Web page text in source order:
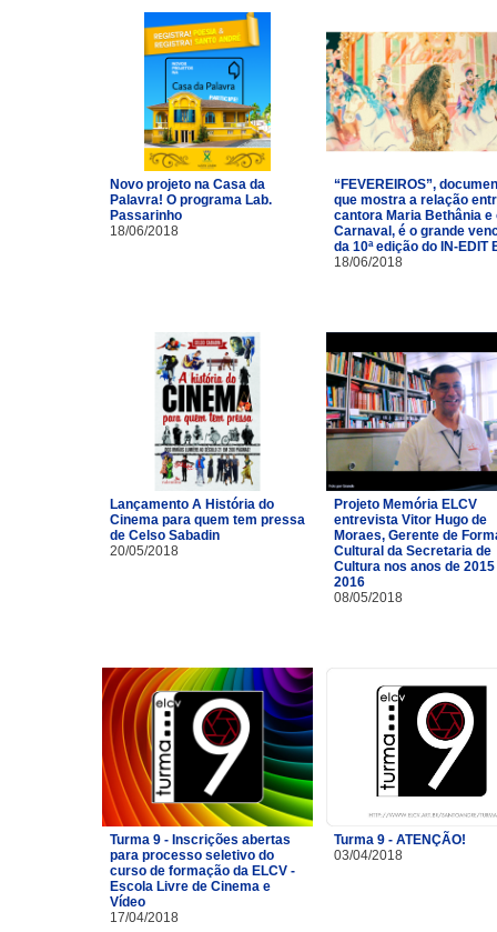
Novo projeto na Casa da
Palavra! O programa Lab.
Passarinho
18/06/2018
“FEVEREIROS”,
que mostra a relação
cantora Maria Bethânia e
Carnaval, é o grande
da 10ª edição do IN-EDIT
18/06/2018
Lançamento A História do
Cinema para quem tem pressa
de Celso Sabadin
20/05/2018
Projeto Memória ELCV
entrevista Vitor Hugo de
Moraes, Gerente de
Cultural da Secretaria de
Cultura nos anos de 2015
2016
08/05/2018
Turma 9 - Inscrições abertas
para processo seletivo do
curso de formação da ELCV -
Escola Livre de Cinema e
Vídeo
17/04/2018
Turma 9 - ATENÇÃO!
03/04/2018